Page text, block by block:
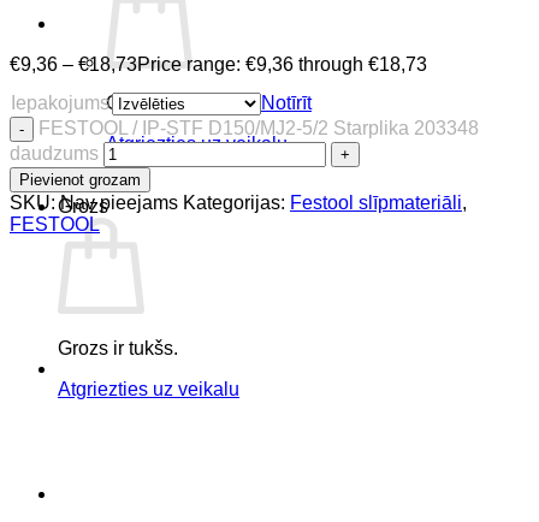
Grozs ir tukšs.
Atgriezties uz veikalu
Grozs
Grozs ir tukšs.
Atgriezties uz veikalu
€9,36 – €18,73Price range: €9,36 through €18,73
Iepakojums
Notīrīt
FESTOOL / IP-STF D150/MJ2-5/2 Starplika 203348
daudzums
Pievienot grozam
SKU:Nav pieejams Kategorijas: Festool slīpmateriāli,
FESTOOL